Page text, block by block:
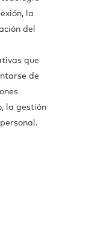
la
del
que
de
la gestión